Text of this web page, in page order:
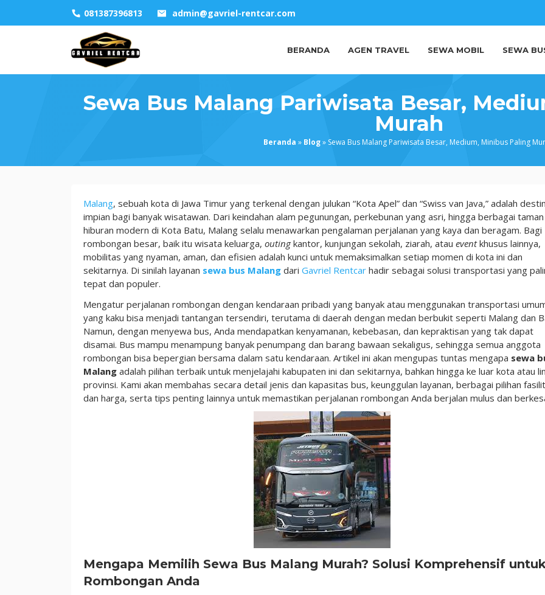
081387396813 admin@gavriel-rentcar.com
BERANDA AGEN TRAVEL SEWA MOBIL SEWA
Sewa Bus Malang Pariwisata Besar,
Murah
Beranda » Blog» Sewa Bus Malang Pariwisata Besar, Medium, Minibus Paling
Sewa
Bus
Malang
Pariwisata
Besar,
Medium,
Minibus
Murah
Malang, sebuah kota di Jawa Timur yang terkenal dengan julukan “Kota Apel” dan “Swiss van Java,” adalah
impian bagi banyak wisatawan. Dari keindahan alam pegunungan, perkebunan yang asri, hingga berbagai taman
hiburan modern di Kota Batu, Malang selalu menawarkan pengalaman perjalanan yang kaya dan beragam. Bagi
rombongan besar, baik itu wisata keluarga, outingkantor, kunjungan sekolah, ziarah, atau eventkhusus lainnya,
mobilitas yang nyaman, aman, dan efisien adalah kunci untuk memaksimalkan setiap momen di kota ini dan
sekitarnya. Di sinilah layanan sewa bus Malang dari Gavriel Rentcar hadir sebagai solusi transportasi yang
tepat dan populer.
Mengatur perjalanan rombongan dengan kendaraan pribadi yang banyak atau menggunakan transportasi
yang kaku bisa menjadi tantangan tersendiri, terutama di daerah dengan medan berbukit seperti Malang dan
Namun, dengan menyewa bus, Anda mendapatkan kenyamanan, kebebasan, dan kepraktisan yang tak dapat
disamai. Bus mampu menampung banyak penumpang dan barang bawaan sekaligus, sehingga semua anggota
rombongan bisa bepergian bersama dalam satu kendaraan. Artikel ini akan mengupas tuntas mengapa sewa
Malang adalah pilihan terbaik untuk menjelajahi kabupaten ini dan sekitarnya, bahkan hingga ke luar kota atau
provinsi. Kami akan membahas secara detail jenis dan kapasitas bus, keunggulan layanan, berbagai pilihan
dan harga, serta tips penting lainnya untuk memastikan perjalanan rombongan Anda berjalan mulus dan
Mengapa Memilih Sewa Bus Malang Murah? Solusi Komprehensif untuk
Rombongan Anda